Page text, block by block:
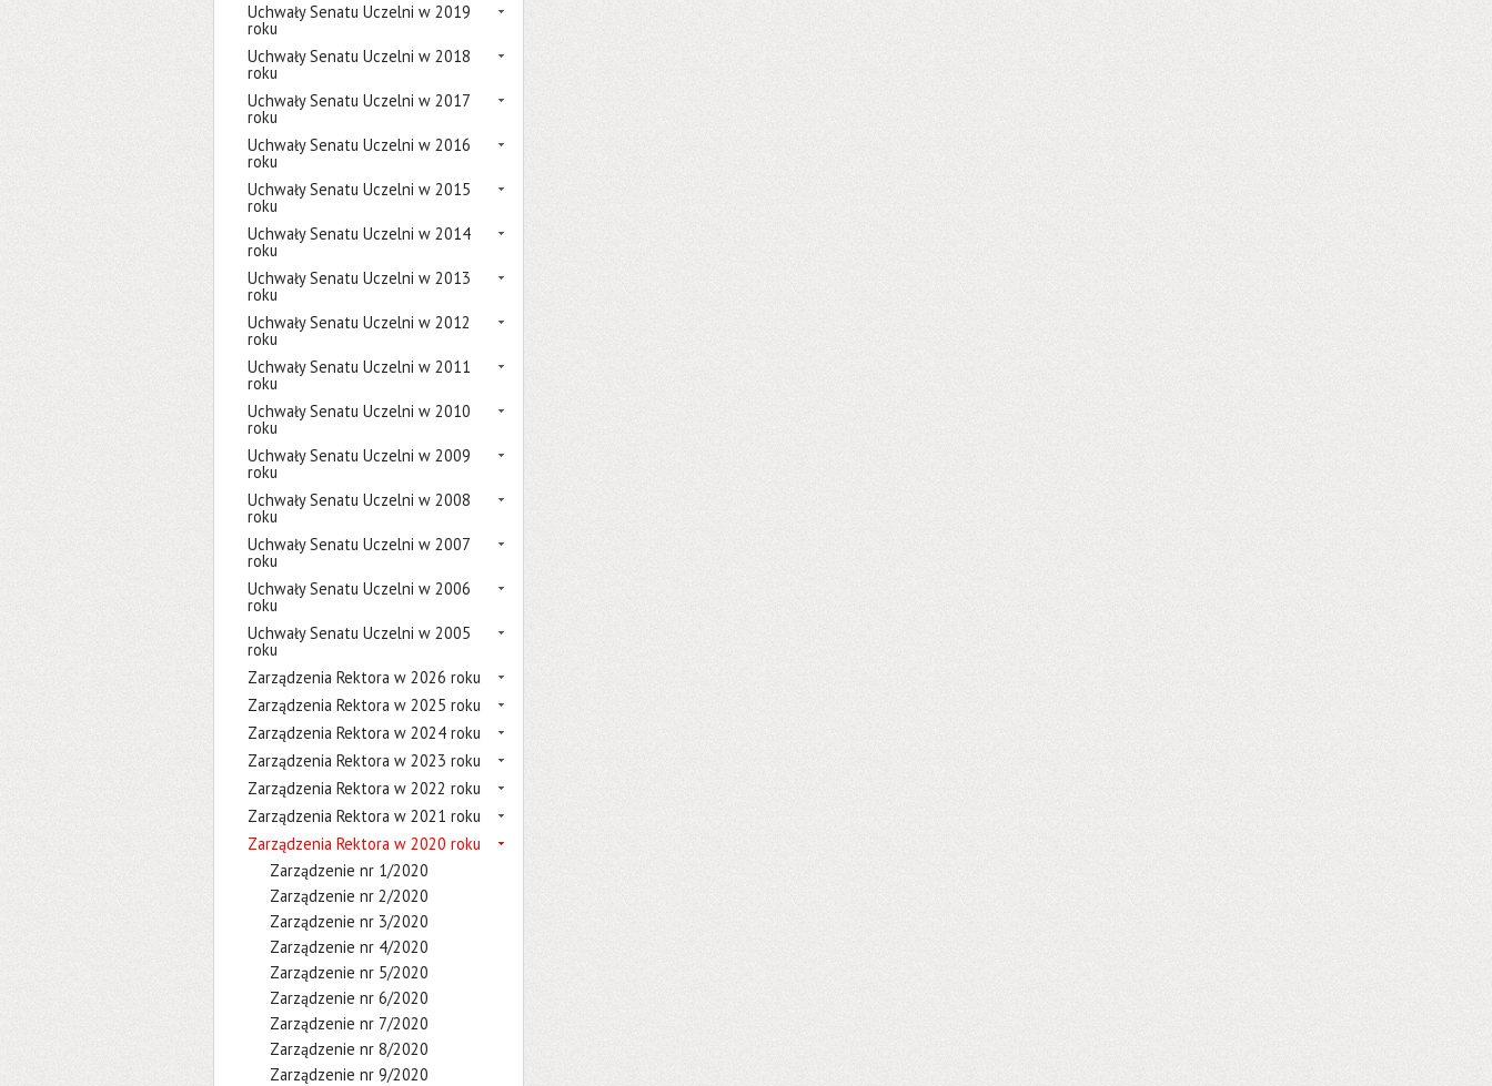
Uchwały Senatu Uczelni w 2019
roku
Uchwały Senatu Uczelni w 2018
roku
Uchwały Senatu Uczelni w 2017
roku
Uchwały Senatu Uczelni w 2016
roku
Uchwały Senatu Uczelni w 2015
roku
Uchwały Senatu Uczelni w 2014
roku
Uchwały Senatu Uczelni w 2013
roku
Uchwały Senatu Uczelni w 2012
roku
Uchwały Senatu Uczelni w 2011
roku
Uchwały Senatu Uczelni w 2010
roku
Uchwały Senatu Uczelni w 2009
roku
Uchwały Senatu Uczelni w 2008
roku
Uchwały Senatu Uczelni w 2007
roku
Uchwały Senatu Uczelni w 2006
roku
Uchwały Senatu Uczelni w 2005
roku
Zarządzenia Rektora w 2026 roku
Zarządzenia Rektora w 2025 roku
Zarządzenia Rektora w 2024 roku
Zarządzenia Rektora w 2023 roku
Zarządzenia Rektora w 2022 roku
Zarządzenia Rektora w 2021 roku
Zarządzenia Rektora w 2020 roku
Zarządzenie nr 1/2020
Zarządzenie nr 2/2020
Zarządzenie nr 3/2020
Zarządzenie nr 4/2020
Zarządzenie nr 5/2020
Zarządzenie nr 6/2020
Zarządzenie nr 7/2020
Zarządzenie nr 8/2020
Zarządzenie nr 9/2020